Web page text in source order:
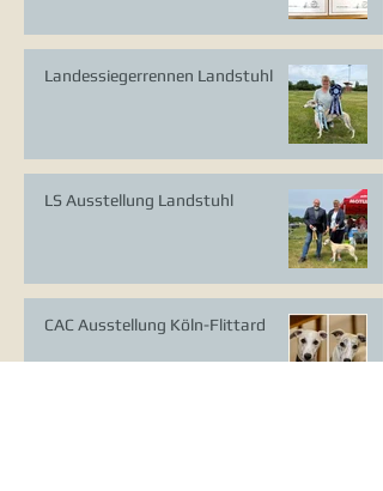
Landessiegerrennen Landstuhl
LS Ausstellung Landstuhl
CAC Ausstellung Köln-Flittard